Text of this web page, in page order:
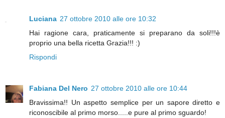
Luciana 27 ottobre 2010 alle ore 10:32
Hai ragione cara, praticamente si preparano da soli!!!è
proprio una bella ricetta Grazia!!! :)
Rispondi
Fabiana Del Nero 27 ottobre 2010 alle ore 10:44
Bravissima!! Un aspetto semplice per un sapore diretto e
riconoscibile al primo morso.....e pure al primo sguardo!